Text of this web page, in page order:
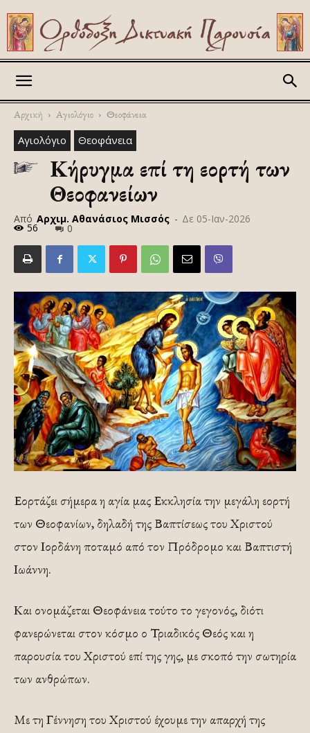
Αρχική Αγιολόγιο Θεοφάνεια
Αγιολόγιο Θεοφάνεια
Κήρυγμα επί τη εορτή των
Θεοφανείων
Από Αρχιμ. Αθανάσιος Μισσός - Δε 05-Ιαν-2026
56 0
Εορτάζει σήμερα η αγία μας Εκκλησία την μεγάλη εορτή
των Θεοφανίων, δηλαδή της Βαπτίσεως του Χριστού
στον Ιορδάνη ποταμό από τον Πρόδρομο και Βαπτιστή
Ιωάννη.
Και ονομάζεται Θεοφάνεια τούτο το γεγονός, διότι
φανερώνεται στον κόσμο ο Τριαδικός Θεός και η
παρουσία του Χριστού επί της γης, με σκοπό την σωτηρία
των ανθρώπων.
Με τη Γέννηση του Χριστού έχουμε την απαρχή της